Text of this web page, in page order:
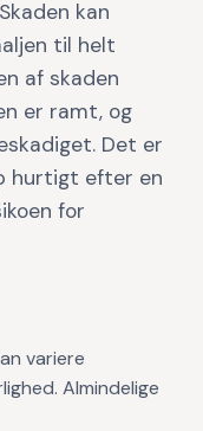
kan
til helt
af skaden
er ramt, og
Det er
hurtigt efter en
for
variere
Almindelige